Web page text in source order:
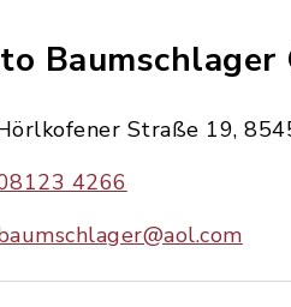
Baumschlager
Straße 19,
4266